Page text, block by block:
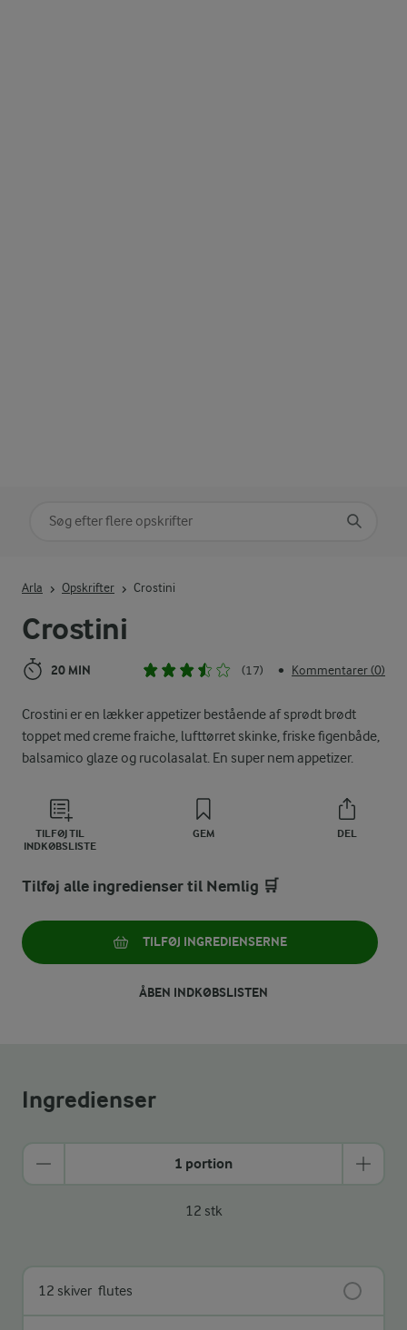
Crostini
20 MIN (17) • Kommentarer (0)
Crostini er en lækker appetizer bestående af sprødt brødt
toppet med creme fraiche, lufttørret skinke, friske figenbåde,
balsamico glaze og rucolasalat. En super nem appetizer.
TILFØJ TIL
INDKØBSLISTE
GEM DEL
Arla Opskrifter Crostini
Tilføj alle ingredienser til Nemlig 🛒
TILFØJ INGREDIENSERNE
ÅBEN INDKØBSLISTEN
Ingredienser
1 portion
12 stk
12 skiver flutes
Søg på kategori